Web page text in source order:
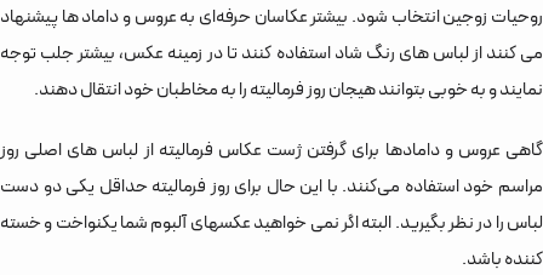
روحیات زوجین انتخاب شود. بیشتر عکاسان حرفه‌ای به عروس و داماد ها پیشنهاد
می کنند از لباس های رنگ شاد استفاده کنند تا در زمینه عکس، بیشتر جلب توجه
نمایند و به خوبی بتوانند هیجان روز فرمالیته را به مخاطبان خود انتقال دهند.
گاهی عروس و دامادها برای گرفتن ژست عکاس فرمالیته از لباس های اصلی روز
مراسم خود استفاده می‌کنند. با این حال برای روز فرمالیته حداقل یکی دو دست
لباس را در نظر بگیرید. البته اگر نمی خواهید عکسهای آلبوم شما یکنواخت و خسته
کننده باشد.